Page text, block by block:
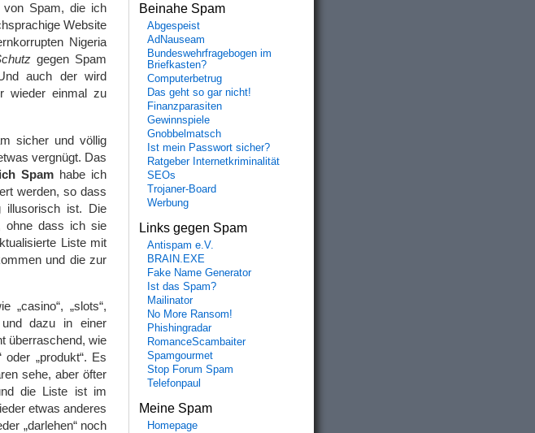
von Spam, die ich
Website
Nigeria
gegen Spam
auch der wird
wieder einmal zu
sicher und völlig
vergnügt. Das
Spam habe ich
werden, so dass
illusorisch ist. Die
ohne dass ich sie
Liste mit
und die zur
„casino“, „slots“,
und dazu in einer
überraschend, wie
oder „produkt“. Es
sehe, aber öfter
die Liste ist im
etwas anderes
„darlehen“ noch
Beinahe Spam
Abgespeist
AdNauseam
Bundeswehrfragebogen im
Briefkasten?
Computerbetrug
Das geht so gar nicht!
Finanzparasiten
Gewinnspiele
Gnobbelmatsch
Ist mein Passwort sicher?
Ratgeber Internetkriminalität
SEOs
Trojaner-Board
Werbung
Links gegen Spam
Antispam e.V.
BRAIN.EXE
Fake Name Generator
Ist das Spam?
Mailinator
No More Ransom!
Phishingradar
RomanceScambaiter
Spamgourmet
Stop Forum Spam
Telefonpaul
Meine Spam
Homepage